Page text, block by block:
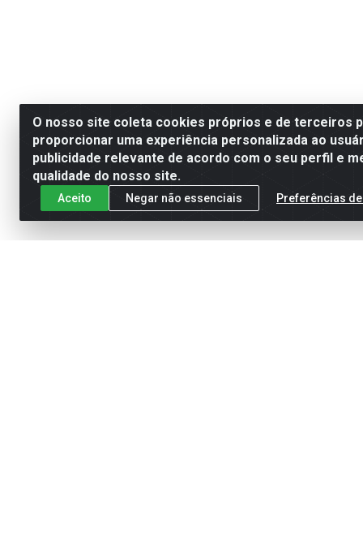
O nosso site coleta cookies próprios e de terceiros
proporcionar uma experiência personalizada ao
publicidade relevante de acordo com o seu perfil e
qualidade do nosso site.
Aceito Negar não essenciais Preferências